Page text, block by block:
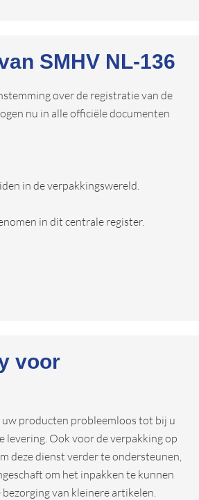
SMHV NL-136
over de registratie van de
nu in alle officiële documenten
in de verpakkingswereld.
in dit centrale register.
voor
producten probleemloos tot bij u
levering. Ook voor de verpakking op
deze dienst verder te ondersteunen,
om het inpakken te kunnen
van kleinere artikelen.